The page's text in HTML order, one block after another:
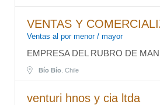
VENTAS Y
Ventas al por menor / mayor
EMPRESA DEL RUBRO DE
Bío Bío . Chile
venturi hnos y cia ltda